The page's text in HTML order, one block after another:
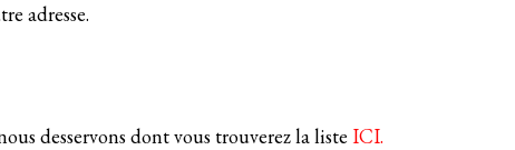
adresse.
desservons dont vous trouverez la liste ICI.